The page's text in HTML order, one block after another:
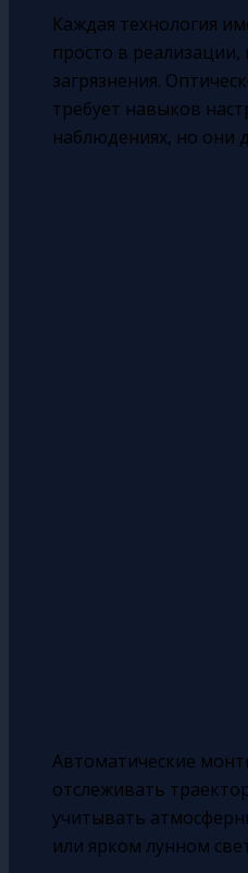
Каждая технология
просто в реализации,
загрязнения.
требует навыков
наблюдениях, но они
Автоматические
отслеживать
учитывать
или ярком лунном